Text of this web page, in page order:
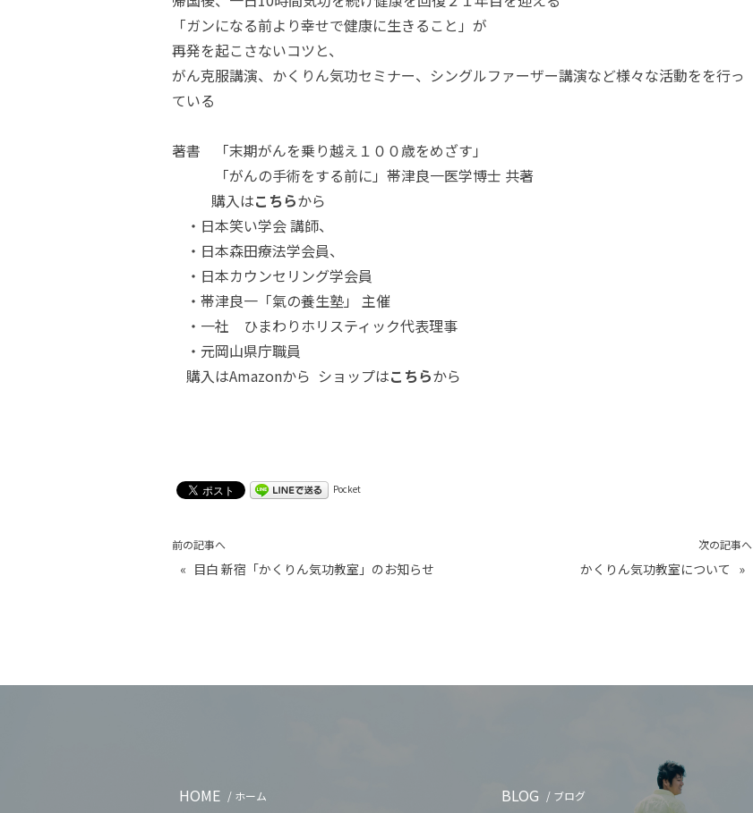
「ガンになる前より幸せで健康に生きること」が
再発を起こさないコツと、
がん克服講演、かくりん気功セミナー、シングルファーザー講演など様々な活動をを行っ
ている
著書 「末期がんを乗り越え１００歳をめざす」
「がんの手術をする前に」帯津良一医学博士 共著
購入はこちらから
・日本笑い学会 講師、
・日本森田療法学会員、
・日本カウンセリング学会員
・帯津良一「氣の養生塾」 主催
・一社 ひまわりホリスティック代表理事
・元岡山県庁職員
購入はAmazonから ショップはこちらから
Pocket
前の記事へ
« 目白 新宿「かくりん気功教室」のお知らせ
次の記事へ
かくりん気功教室について »
HOME / ホーム BLOG / ブログ